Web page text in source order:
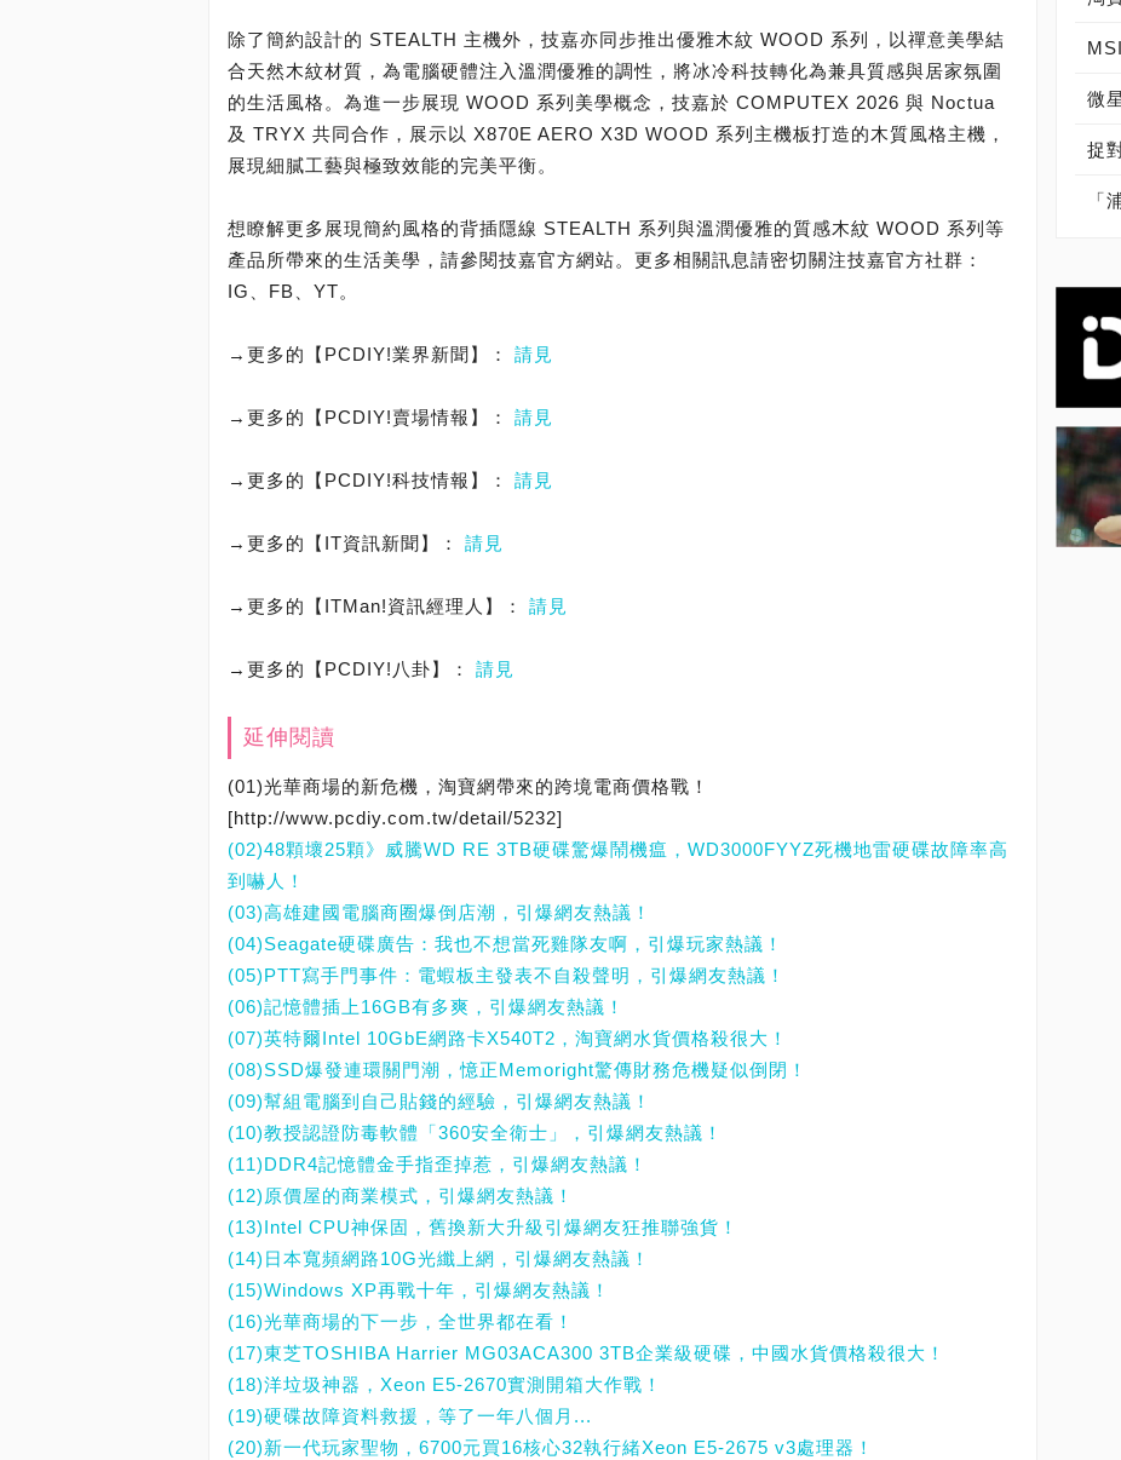
除了簡約設計的 STEALTH 主機外，技嘉亦同步推出優雅木紋 WOOD 系列，以禪意美學結
合天然木紋材質，為電腦硬體注入溫潤優雅的調性，將冰冷科技轉化為兼具質感與居家氛圍
的生活風格。為進一步展現 WOOD 系列美學概念，技嘉於 COMPUTEX 2026 與 Noctua
及 TRYX 共同合作，展示以 X870E AERO X3D WOOD 系列主機板打造的木質風格主機，
展現細膩工藝與極致效能的完美平衡。
想瞭解更多展現簡約風格的背插隱線 STEALTH 系列與溫潤優雅的質感木紋 WOOD 系列等
產品所帶來的生活美學，請參閱技嘉官方網站。更多相關訊息請密切關注技嘉官方社群：
IG、FB、YT。
→更多的【PCDIY!業界新聞】： 請見
→更多的【PCDIY!賣場情報】： 請見
→更多的【PCDIY!科技情報】： 請見
→更多的【IT資訊新聞】： 請見
→更多的【ITMan!資訊經理人】： 請見
→更多的【PCDIY!八卦】： 請見
延伸閱讀
(01)光華商場的新危機，淘寶網帶來的跨境電商價格戰！
[http://www.pcdiy.com.tw/detail/5232]
(02)48顆壞25顆》威騰WD RE 3TB硬碟驚爆鬧機瘟，WD3000FYYZ死機地雷硬碟故障率高
到嚇人！
(03)高雄建國電腦商圈爆倒店潮，引爆網友熱議！
(04)Seagate硬碟廣告：我也不想當死雞隊友啊，引爆玩家熱議！
(05)PTT寫手門事件：電蝦板主發表不自殺聲明，引爆網友熱議！
(06)記憶體插上16GB有多爽，引爆網友熱議！
(07)英特爾Intel 10GbE網路卡X540T2，淘寶網水貨價格殺很大！
(08)SSD爆發連環關門潮，憶正Memoright驚傳財務危機疑似倒閉！
(09)幫組電腦到自己貼錢的經驗，引爆網友熱議！
(10)教授認證防毒軟體「360安全衛士」，引爆網友熱議！
(11)DDR4記憶體金手指歪掉惹，引爆網友熱議！
(12)原價屋的商業模式，引爆網友熱議！
(13)Intel CPU神保固，舊換新大升級引爆網友狂推聯強貨！
(14)日本寬頻網路10G光纖上網，引爆網友熱議！
(15)Windows XP再戰十年，引爆網友熱議！
(16)光華商場的下一步，全世界都在看！
(17)東芝TOSHIBA Harrier MG03ACA300 3TB企業級硬碟，中國水貨價格殺很大！
(18)洋垃圾神器，Xeon E5-2670實測開箱大作戰！
(19)硬碟故障資料救援，等了一年八個月...
(20)新一代玩家聖物，6700元買16核心32執行緒Xeon E5-2675 v3處理器！